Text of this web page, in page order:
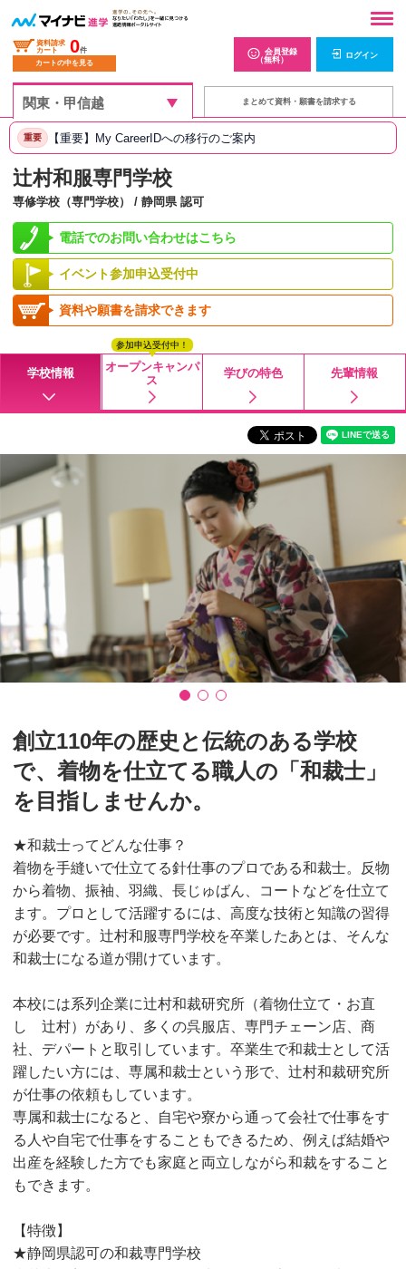
資料請求
カート
0件
カートの中を見る
会員登録
（無料）
ログイン
まとめて資料・願書を請求する
重要 【重要】My CareerIDへの移行のご案内
辻村和服専門学校
専修学校（専門学校） / 静岡県 認可
電話でのお問い合わせはこちら
イベント参加申込受付中
資料や願書を請求できます
学校情報
オープンキャンパ
ス
参加申込受付中！
学びの特色 先輩情報
創立110年の歴史と伝統のある学校
で、着物を仕立てる職人の「和裁士」
を目指しませんか。
★和裁士ってどんな仕事？
着物を手縫いで仕立てる針仕事のプロである和裁士。反物
から着物、振袖、羽織、長じゅばん、コートなどを仕立て
ます。プロとして活躍するには、高度な技術と知識の習得
が必要です。辻村和服専門学校を卒業したあとは、そんな
和裁士になる道が開けています。
本校には系列企業に辻村和裁研究所（着物仕立て・お直
し 辻村）があり、多くの呉服店、専門チェーン店、商
社、デパートと取引しています。卒業生で和裁士として活
躍したい方には、専属和裁士という形で、辻村和裁研究所
が仕事の依頼もしています。
専属和裁士になると、自宅や寮から通って会社で仕事をす
る人や自宅で仕事をすることもできるため、例えば結婚や
出産を経験した方でも家庭と両立しながら和裁をすること
もできます。
【特徴】
★静岡県認可の和裁専門学校